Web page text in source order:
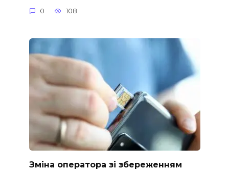
0 108
Зміна оператора зі збереженням